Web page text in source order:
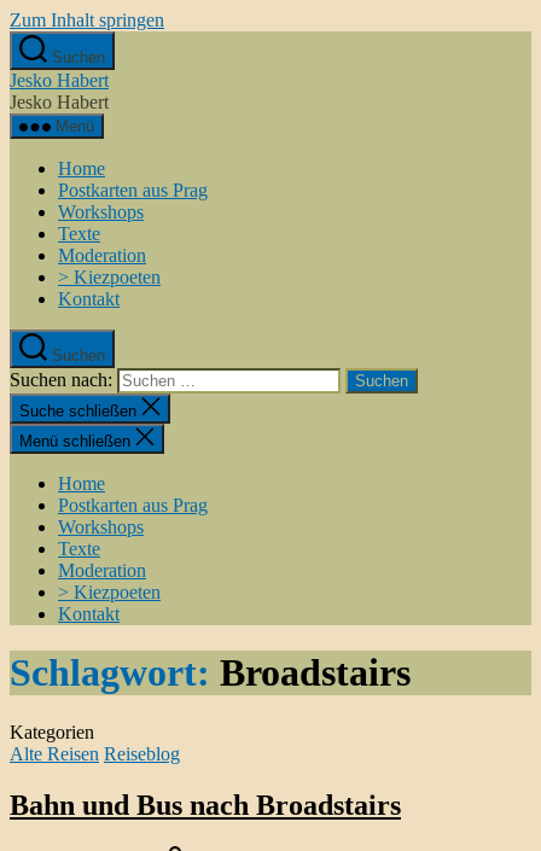
Zum Inhalt springen
Suchen
Jesko Habert
Jesko Habert
Menü
Home
Postkarten aus Prag
Workshops
Texte
Moderation
> Kiezpoeten
Kontakt
Suchen
Suchen nach:
Suche schließen
Menü schließen
Home
Postkarten aus Prag
Workshops
Texte
Moderation
> Kiezpoeten
Kontakt
Schlagwort: Broadstairs
Kategorien
Alte Reisen Reiseblog
Bahn und Bus nach Broadstairs